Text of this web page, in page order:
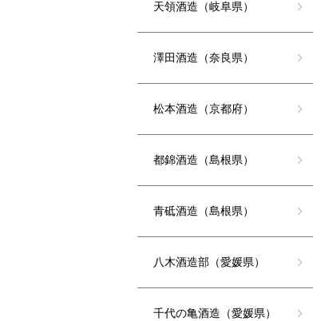
天領酒造（岐阜県）
澤田酒造（奈良県）
松本酒造（京都府）
都錦酒造（島根県）
青砥酒造（島根県）
八木酒造部（愛媛県）
千代の亀酒造（愛媛県）